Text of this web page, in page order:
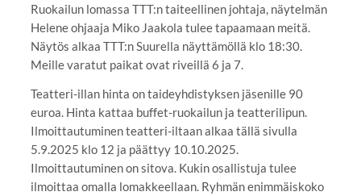
Ruokailun lomassa TTT:n taiteellinen johtaja, näytelmän
Helene ohjaaja Miko Jaakola tulee tapaamaan meitä.
Näytös alkaa TTT:n Suurella näyttämöllä klo 18:30.
Meille varatut paikat ovat riveillä 6 ja 7.
Teatteri-illan hinta on taideyhdistyksen jäsenille 90
euroa. Hinta kattaa buffet-ruokailun ja teatterilipun.
Ilmoittautuminen teatteri-iltaan alkaa tällä sivulla
5.9.2025 klo 12 ja päättyy 10.10.2025.
Ilmoittautuminen on sitova. Kukin osallistuja tulee
ilmoittaa omalla lomakkeellaan. Ryhmän enimmäiskoko